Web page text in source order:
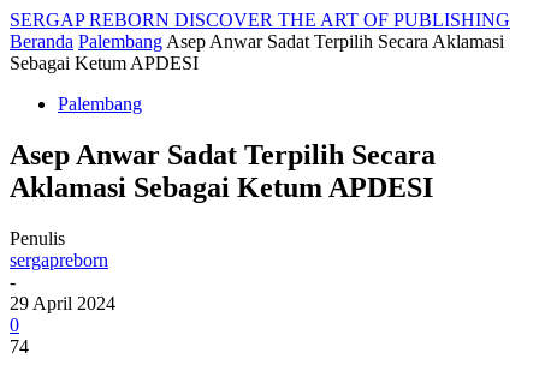
SERGAP REBORN DISCOVER THE ART OF PUBLISHING
Beranda Palembang Asep Anwar Sadat Terpilih Secara Aklamasi
Sebagai Ketum APDESI
Palembang
Asep Anwar Sadat Terpilih Secara
Aklamasi Sebagai Ketum APDESI
Penulis
sergapreborn
-
29 April 2024
0
74